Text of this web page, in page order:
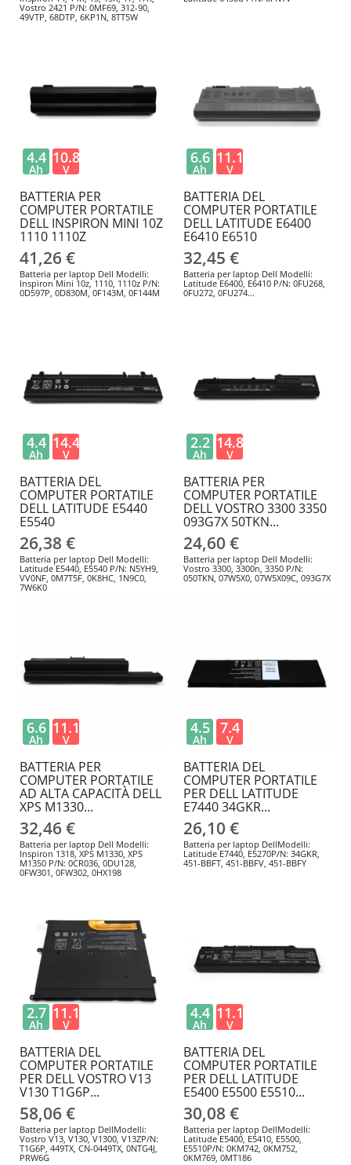
Vostro 2421 P/N: 0MF69, 312-90,
49VTP, 68DTP, 6KP1N, 8TT5W
BATTERIA PER
COMPUTER PORTATILE
DELL INSPIRON MINI 10Z
1110 1110Z
41,26 €
Batteria per laptop Dell Modelli:
Inspiron Mini 10z, 1110, 1110z P/N:
0D597P, 0D830M, 0F143M, 0F144M
4.4
Ah
10.8
V
BATTERIA DEL
COMPUTER PORTATILE
DELL LATITUDE E6400
E6410 E6510
32,45 €
Batteria per laptop Dell Modelli:
Latitude E6400, E6410 P/N: 0FU268,
0FU272, 0FU274...
6.6
Ah
11.1
V
BATTERIA DEL
COMPUTER PORTATILE
DELL LATITUDE E5440
E5540
26,38 €
Batteria per laptop Dell Modelli:
Latitude E5440, E5540 P/N: N5YH9,
VV0NF, 0M7T5F, 0K8HC, 1N9C0,
7W6K0
4.4
Ah
14.4
V
BATTERIA PER
COMPUTER PORTATILE
DELL VOSTRO 3300 3350
093G7X 50TKN...
24,60 €
Batteria per laptop Dell Modelli:
Vostro 3300, 3300n, 3350 P/N:
050TKN, 07W5X0, 07W5X09C, 093G7X
2.2
Ah
14.8
V
BATTERIA PER
COMPUTER PORTATILE
AD ALTA CAPACITÀ DELL
XPS M1330...
32,46 €
Batteria per laptop Dell Modelli:
Inspiron 1318, XPS M1330, XPS
M1350 P/N: 0CR036, 0DU128,
0FW301, 0FW302, 0HX198
6.6
Ah
11.1
V
BATTERIA DEL
COMPUTER PORTATILE
PER DELL LATITUDE
E7440 34GKR...
26,10 €
Batteria per laptop DellModelli:
Latitude E7440, E5270P/N: 34GKR,
451-BBFT, 451-BBFV, 451-BBFY
4.5
Ah
7.4
V
BATTERIA DEL
COMPUTER PORTATILE
PER DELL VOSTRO V13
V130 T1G6P...
58,06 €
Batteria per laptop DellModelli:
Vostro V13, V130, V1300, V13ZP/N:
T1G6P, 449TX, CN-0449TX, 0NTG4J,
PRW6G
2.7
Ah
11.1
V
BATTERIA DEL
COMPUTER PORTATILE
PER DELL LATITUDE
E5400 E5500 E5510...
30,08 €
Batteria per laptop DellModelli:
Latitude E5400, E5410, E5500,
E5510P/N: 0KM742, 0KM752,
0KM769, 0MT186
4.4
Ah
11.1
V